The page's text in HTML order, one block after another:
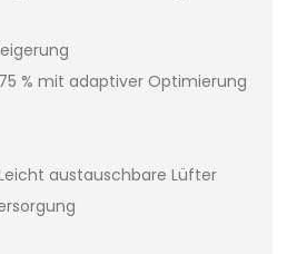
% mit adaptiver Optimierung
austauschbare Lüfter